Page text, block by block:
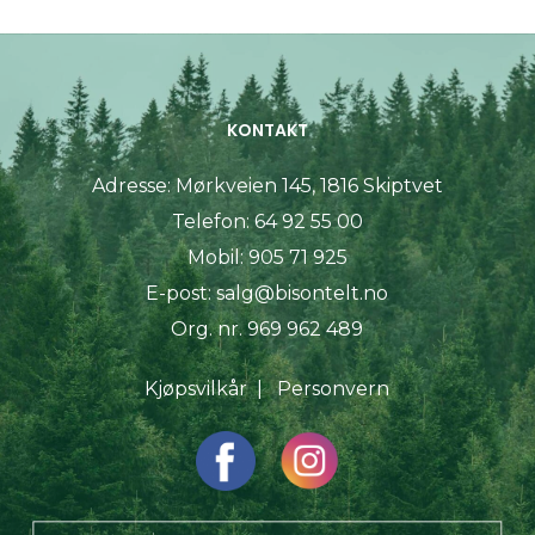
KONTAKT
Adresse:Mørkveien 145, 1816 Skiptvet
Telefon: 64 92 55 00
Mobil: 905 71 925
E-post:salg@bisontelt.no
Org. nr. 969 962 489
Kjøpsvilkår|Personvern